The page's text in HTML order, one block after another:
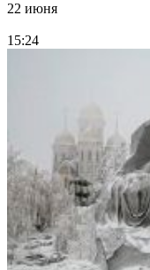
22 июня
15:24